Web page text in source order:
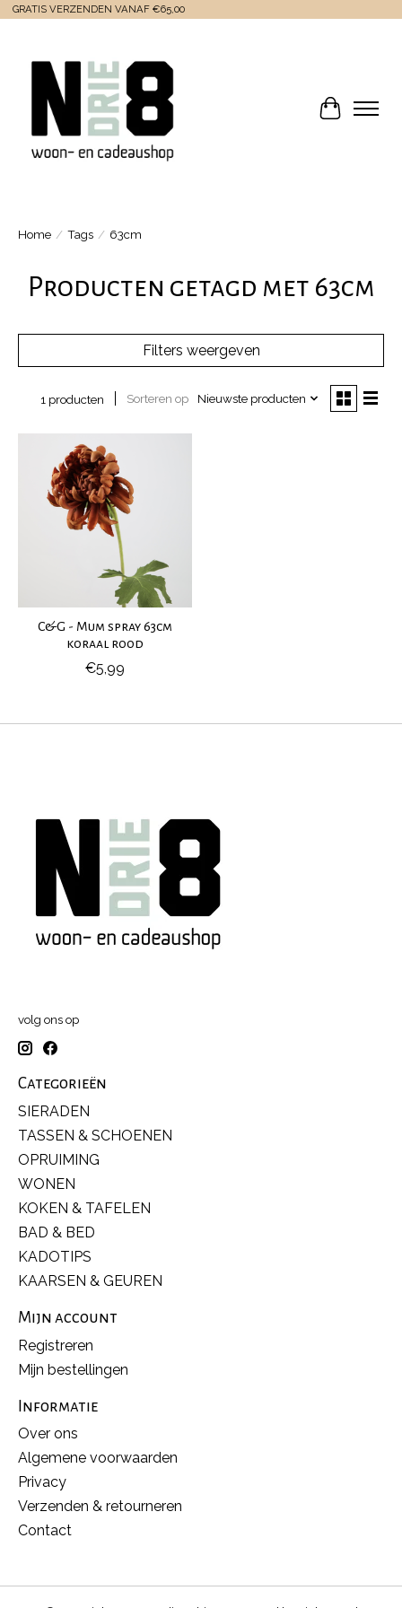
GRATIS VERZENDEN VANAF €65,00
Home / Tags / 63cm
Producten getagd met 63cm
Filters weergeven
1 producten Sorteren op Nieuwste producten
C&G - Mum spray 63cm
koraal rood
€5,99
volg ons op
Categorieën
SIERADEN
TASSEN & SCHOENEN
OPRUIMING
WONEN
KOKEN & TAFELEN
BAD & BED
KADOTIPS
KAARSEN & GEUREN
Mijn account
Registreren
Mijn bestellingen
Informatie
Over ons
Algemene voorwaarden
Privacy
Verzenden & retourneren
Contact